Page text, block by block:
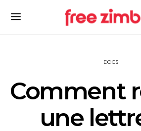
DOCS
Comment
une